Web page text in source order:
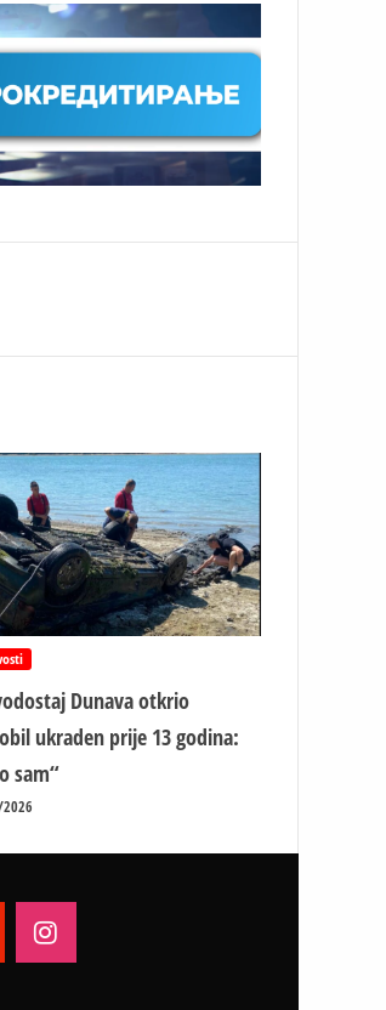
Dunava otkrio
ukraden prije 13 godina:
sam“